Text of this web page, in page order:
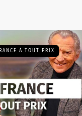
À TOUT PRIX